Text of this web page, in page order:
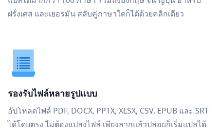
ฝรั่งเศส และเยอรมัน สลับคู่ภาษาใดก็ได้ด้วยคลิกเดียว
รองรับไฟล์หลายรูปแบบ
อัปโหลดไฟล์ PDF, DOCX, PPTX, XLSX, CSV, EPUB และ SRT
ได้โดยตรง ไม่ต้องแปลงไฟล์ เพียงลากแล้วปล่อยก็เริ่มแปลได้